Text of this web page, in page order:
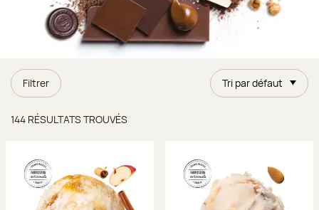
Filtrer Tri par défaut
144 RÉSULTATS TROUVÉS